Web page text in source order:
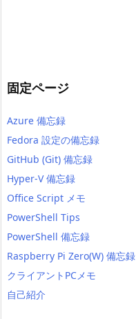
固定ページ
Azure 備忘録
Fedora 設定の備忘録
GitHub (Git) 備忘録
Hyper-V 備忘録
Office Script メモ
PowerShell Tips
PowerShell 備忘録
Raspberry Pi Zero(W) 備忘録
クライアントPCメモ
自己紹介